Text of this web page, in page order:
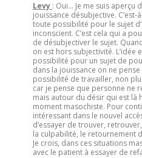
Levy : Oui… Je me suis aperçu
jouissance désubjective. C’est-
toute possibilité pour le sujet
inconscient. C’est cela qui a
de désubjectiver le sujet.
on est hors subjectivité. L’idée
possibilité pour un sujet de
dans la jouissance on ne pense
possibilité de travailler, non
car je pense que personne ne
mais autour du désir qui est là
moment masochiste. Pour
intéressant dans le nouvel
d’essayer de trouver,
la culpabilité, le retournement
Je crois, dans ces situations
avec le patient à essayer de